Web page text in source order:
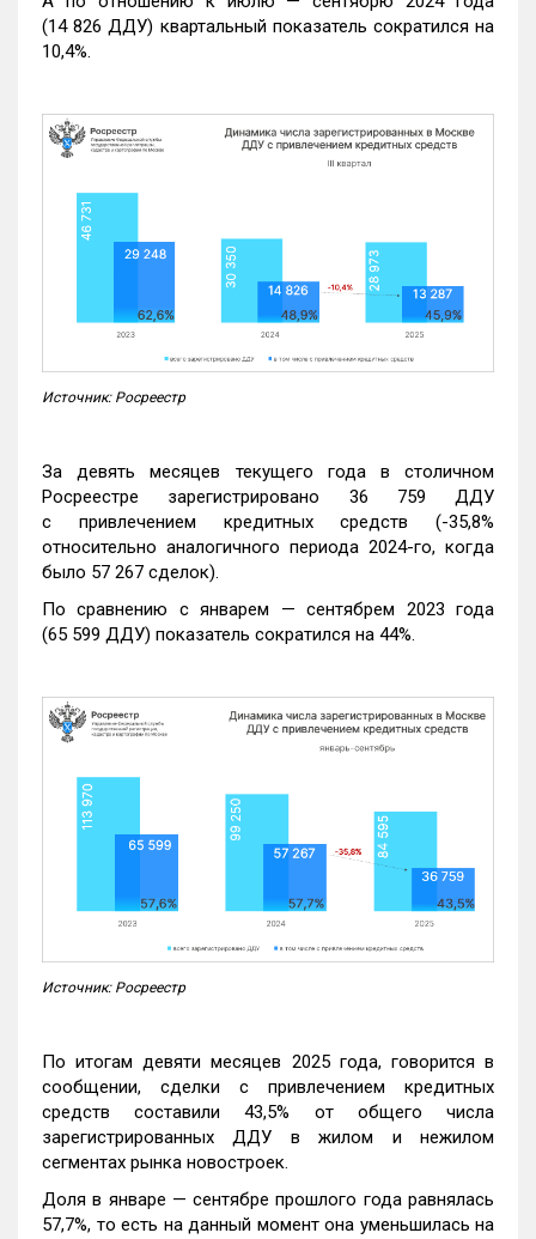
(14 826 ДДУ) квартальный показатель сократился на
10,4%.
Источник: Росреестр
За девять месяцев текущего года в столичном
Росреестре зарегистрировано 36 759 ДДУ
с привлечением кредитных средств (-35,8%
относительно аналогичного периода 2024-го, когда
было 57 267 сделок).
По сравнению с январем — сентябрем 2023 года
(65 599 ДДУ) показатель сократился на 44%.
Источник: Росреестр
По итогам девяти месяцев 2025 года, говорится в
сообщении, сделки с привлечением кредитных
средств составили 43,5% от общего числа
зарегистрированных ДДУ в жилом и нежилом
сегментах рынка новостроек.
Доля в январе — сентябре прошлого года равнялась
57,7%, то есть на данный момент она уменьшилась на